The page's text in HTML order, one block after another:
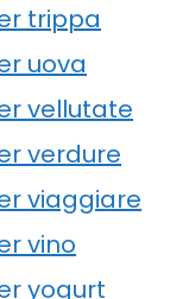
trippa
uova
vellutate
verdure
viaggiare
vino
yogurt